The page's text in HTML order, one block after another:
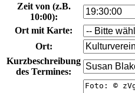
Zeit von(z.B.
10:00):
Ort mit Karte:
Ort:
Kurzbeschreibung
des Termines: